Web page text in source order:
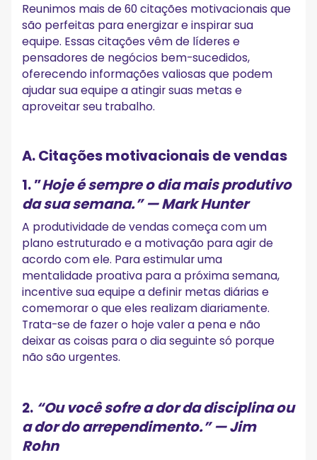
Reunimos mais de 60 citações motivacionais que
são perfeitas para energizar e inspirar sua
equipe. Essas citações vêm de líderes e
pensadores de negócios bem-sucedidos,
oferecendo informações valiosas que podem
ajudar sua equipe a atingir suas metas e
aproveitar seu trabalho.
A. Citações motivacionais de vendas
1.”Hoje é sempre o dia mais produtivo
da sua semana.”— Mark Hunter
A produtividade de vendas começa com um
plano estruturado e a motivação para agir de
acordo com ele. Para estimular uma
mentalidade proativa para a próxima semana,
incentive sua equipe a definir metas diárias e
comemorar o que eles realizam diariamente.
Trata-se de fazer o hoje valer a pena e não
deixar as coisas para o dia seguinte só porque
não são urgentes.
2. “Ou você sofre a dor da disciplina ou
a dor do arrependimento.”— Jim
Rohn